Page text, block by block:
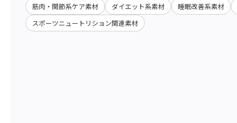
筋肉・関節系ケア素材 ダイエット系素材 睡眠改善系素材
スポーツニュートリション関連素材